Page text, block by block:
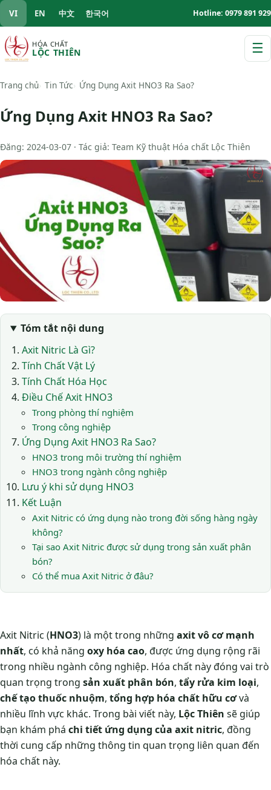
VI EN 中文 한국어 Hotline: 0979 891 929
HÓA CHẤT
LỘC THIÊN ☰
Trang chủ Tin Tức Ứng Dụng Axit HNO3 Ra Sao?
Ứng Dụng Axit HNO3 Ra Sao?
Đăng: 2024-03-07 · Tác giả: Team Kỹ thuật Hóa chất Lộc Thiên
Tóm tắt nội dung
Axit Nitric Là Gì?
Tính Chất Vật Lý
Tính Chất Hóa Học
Điều Chế Axit HNO3
Trong phòng thí nghiệm
Trong công nghiệp
Ứng Dụng Axit HNO3 Ra Sao?
HNO3 trong môi trường thí nghiệm
HNO3 trong ngành công nghiệp
Lưu ý khi sử dụng HNO3
Kết Luận
Axit Nitric có ứng dụng nào trong đời sống hàng ngày
không?
Tại sao Axit Nitric được sử dụng trong sản xuất phân
bón?
Có thể mua Axit Nitric ở đâu?
Axit Nitric (HNO3) là một trong những axit vô cơ mạnh
nhất, có khả năng oxy hóa cao, được ứng dụng rộng rãi
trong nhiều ngành công nghiệp. Hóa chất này đóng vai trò
quan trọng trong sản xuất phân bón, tẩy rửa kim loại,
chế tạo thuốc nhuộm, tổng hợp hóa chất hữu cơvà
nhiều lĩnh vực khác. Trong bài viết này, Lộc Thiên sẽ giúp
bạn khám phá chi tiết ứng dụng của axit nitric, đồng
thời cung cấp những thông tin quan trọng liên quan đến
hóa chất này.